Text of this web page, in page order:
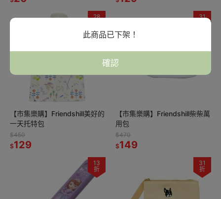
此商品已下架！
確認
28
【市集樂購】Friendshill美好的
一天托特包
$450
$129
31
【市集樂購】Friendshill柴柴萬
用包
$470
$149
13
折
31
折